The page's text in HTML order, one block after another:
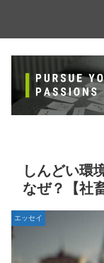
しんどい環
なぜ？【社
エッセイ